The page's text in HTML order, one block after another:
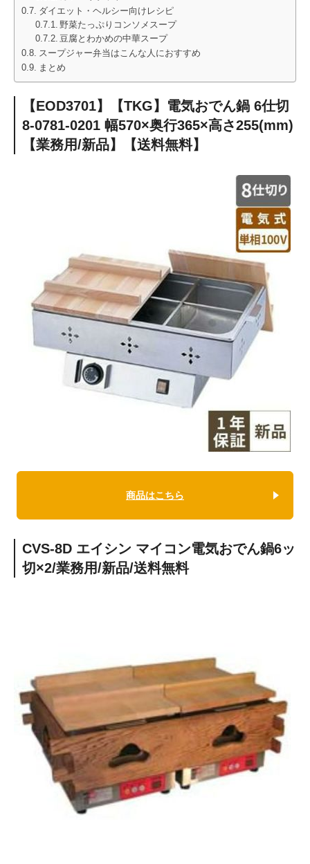
ダイエット・ヘルシー向けレシピ
野菜たっぷりコンソメスープ
豆腐とわかめの中華スープ
スープジャー弁当はこんな人におすすめ
まとめ
【EOD3701】【TKG】電気おでん鍋 6仕切
8-0781-0201 幅570×奥行365×高さ255(mm)
【業務用/新品】【送料無料】
商品はこちら
CVS-8D エイシン マイコン電気おでん鍋6ッ
切×2/業務用/新品/送料無料